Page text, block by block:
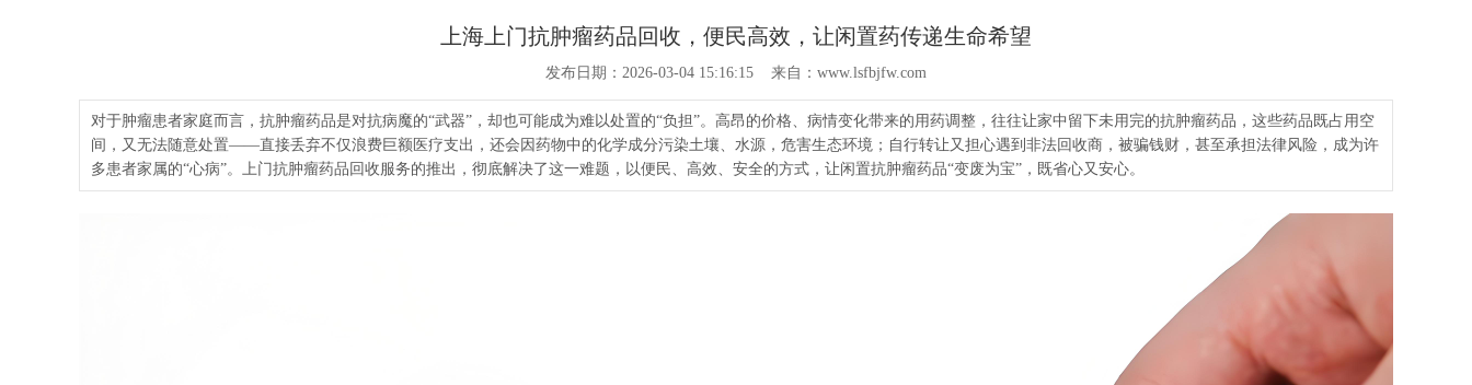
上海上门抗肿瘤药品回收，便民高效，让闲置药传递生命希望
发布日期：2026-03-04 15:16:15 来自：www.lsfbjfw.com
对于肿瘤患者家庭而言，抗肿瘤药品是对抗病魔的“武器”，却也可能成为难以处置的“负担”。高昂的价格、病情变化带来的用药调整，往往让家中留下未用完的抗肿瘤药品，这些药品既占用空
间，又无法随意处置——直接丢弃不仅浪费巨额医疗支出，还会因药物中的化学成分污染土壤、水源，危害生态环境；自行转让又担心遇到非法回收商，被骗钱财，甚至承担法律风险，成为许
多患者家属的“心病”。上门抗肿瘤药品回收服务的推出，彻底解决了这一难题，以便民、高效、安全的方式，让闲置抗肿瘤药品“变废为宝”，既省心又安心。